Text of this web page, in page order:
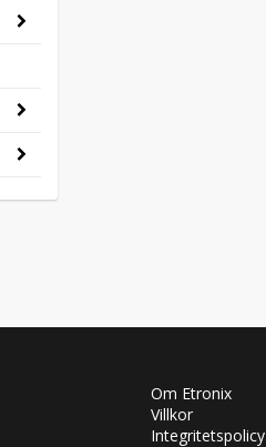
Om Etronix
Villkor
Integritetspolicy